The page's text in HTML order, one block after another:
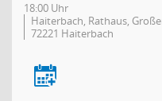
18:00 Uhr
Haiterbach, Rathaus,
72221 Haiterbach